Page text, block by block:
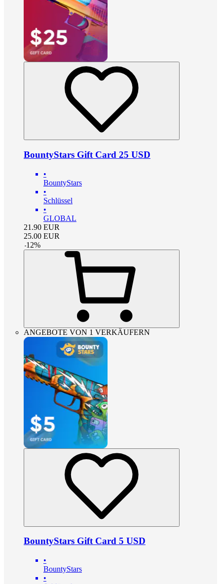
BountyStars Gift Card 25 USD
•
BountyStars
•
Schlüssel
•
GLOBAL
21.90 EUR
25.00 EUR
-12%
ANGEBOTE VON 1 VERKÄUFERN
BountyStars Gift Card 5 USD
•
BountyStars
•